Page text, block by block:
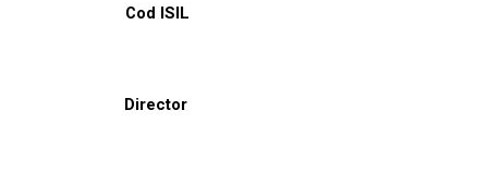
Cod ISIL
Director